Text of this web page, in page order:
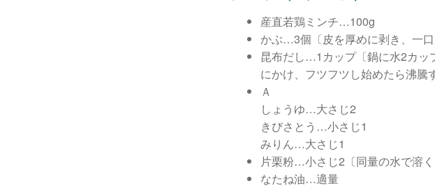
産直若鶏ミンチ…100g
かぶ…3個〔皮を厚めに剥き、一口
昆布だし…1カップ〔鍋に水2カッ
にかけ、フツフツし始めたら沸騰
Ａ
しょうゆ…大さじ2
きびさとう…小さじ1
みりん…大さじ1
片栗粉…小さじ2〔同量の水で溶く
なたね油…適量